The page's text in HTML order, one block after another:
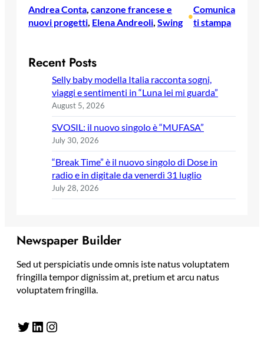
Andrea Conta, canzone francese e
nuovi progetti, Elena Andreoli, Swing
•
Comunica
ti stampa
Recent Posts
Selly baby modella Italia racconta sogni,
viaggi e sentimenti in “Luna lei mi guarda”
August 5, 2026
SVOSIL: il nuovo singolo è “MUFASA”
July 30, 2026
“Break Time” è il nuovo singolo di Dose in
radio e in digitale da venerdì 31 luglio
July 28, 2026
Newspaper Builder
Sed ut perspiciatis unde omnis iste natus voluptatem
fringilla tempor dignissim at, pretium et arcu natus
voluptatem fringilla.
Twitter LinkedIn Instagram